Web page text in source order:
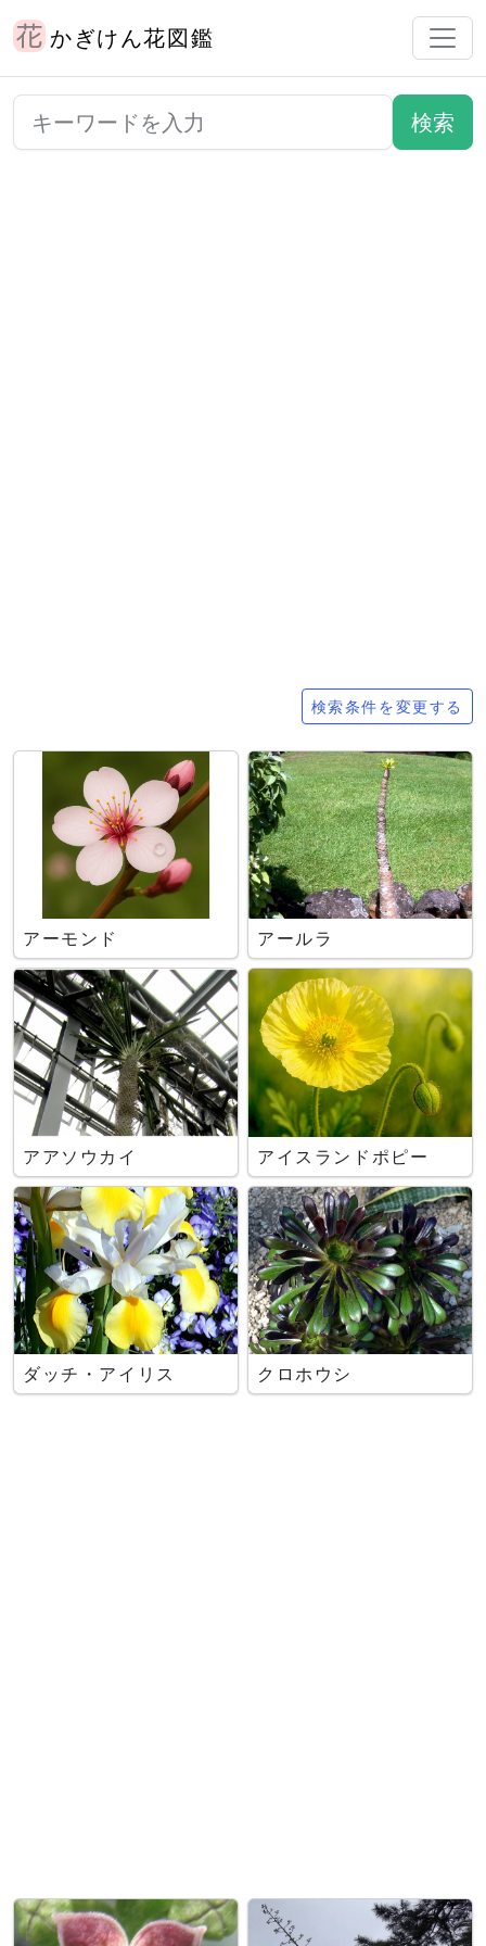
かぎけん花図鑑
検索条件を変更する
アーモンド アールラ
アアソウカイ アイスランドポピー
ダッチ・アイリス クロホウシ